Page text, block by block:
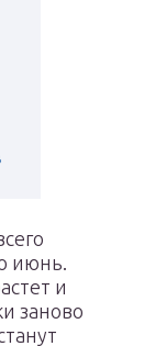
июнь.
и
заново